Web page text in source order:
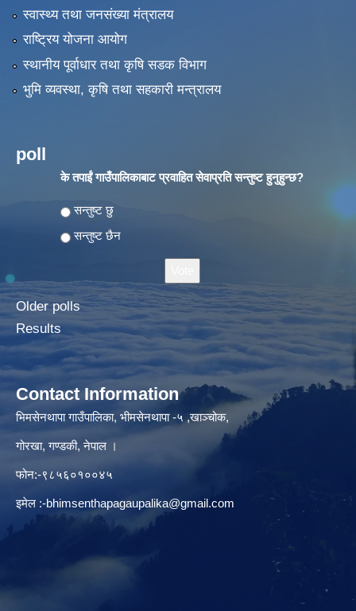
स्वास्थ्य तथा जनसंख्या मंत्रालय
राष्ट्रिय योजना आयोग
स्थानीय पूर्वाधार तथा कृषि सडक विभाग
भुमि व्यवस्था, कृषि तथा सहकारी मन्त्रालय
poll
के तपाईं गाउँपालिकाबाट प्रवाहित सेवाप्रति सन्तुष्ट हुनुहुन्छ?
Choices
सन्तुष्ट छु
सन्तुष्ट छैन
Older polls
Results
Contact Information
भिमसेनथापा गाउँपालिका, भीमसेनथापा -५ ,खाञ्चोक,
गोरखा, गण्डकी, नेपाल ।
फोन:-९८५६०१००४५
इमेल :-bhimsenthapagaupalika@gmail.com